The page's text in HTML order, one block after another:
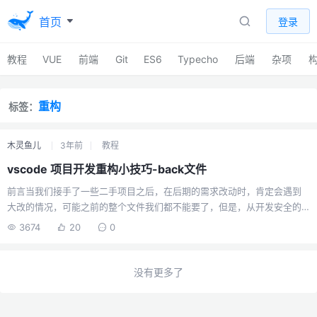
首页 登录
教程 VUE 前端 Git ES6 Typecho 后端 杂项
标签： 重构
木灵鱼儿 3年前 教程
vscode 项目开发重构小技巧-back文件
前言当我们接手了一些二手项目之后，在后期的需求改动时，肯定会遇到
大改的情况，可能之前的整个文件我们都不能要了，但是，从开发安全的
角度来讲，之前的代码对我们而言是有用的，比如出了问题，我们需要还
会先创建一份.back文件，然后再去改动，如果出现问题，可以用back文件
3674 20 0
没有更多了